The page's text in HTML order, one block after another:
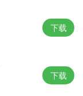
下载
下载